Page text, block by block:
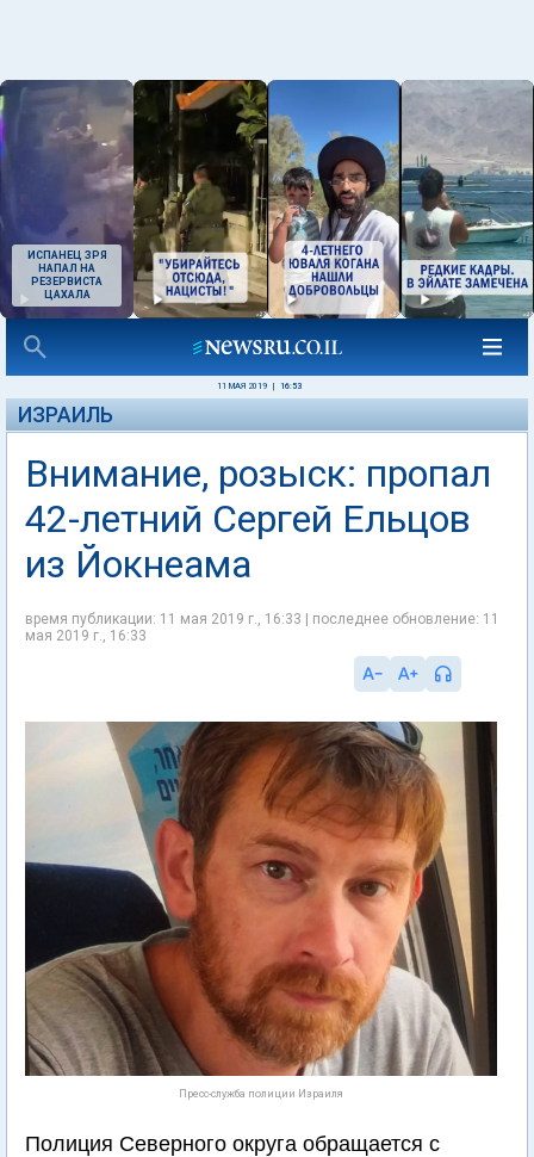
ИСПАНЕЦ ЗРЯ
НАПАЛ НА
РЕЗЕРВИСТА
ЦАХАЛА
11 МАЯ 2019 16:53
ИЗРАИЛЬ
Внимание, розыск: пропал
42-летний Сергей Ельцов
из Йокнеама
время публикации: 11 мая 2019 г., 16:33 | последнее обновление: 11
мая 2019 г., 16:33
Пресс-служба полиции Израиля
Полиция Северного округа обращается с